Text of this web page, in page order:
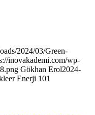
2024/03/Green-
inovakademi.com/wp-
Gökhan Erol2024-
Enerji 101